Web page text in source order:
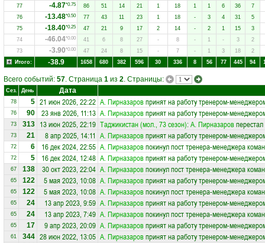
77
-4.87*0.75 86 51 14 21 1 18 1 1 6 36
7
76
-13.48*0.50 77 43 11 23 1 18 - 3 4 31
5
75
-18.40*0.25 47 21 9 17 2 14 - 2 1 15
3
74
-46.04*0.00 41 6 8 27 - 8 - 1 - 3
2
73
-3.90*0.00 47 24 8 15 - 7 - 1 3 18
2
Итого:
-38.9 1658 680 382 596 30 336 8 56 77 445 94
Всего событий: 57. Страница 1 из 2. Страницы:
Сез. День Дата
78 5 21 июн 2026, 22:22 А. Пирназаровпринят на работу тренером-
76 90 23 янв 2026, 11:13 А. Пирназаровпринят на работу тренером-
73 313 13 июн 2025, 22:19 Таджикистан (мол., 73 сезон): А. Пирназаров
73 21 8 апр 2025, 14:11 А. Пирназаровпринят на работу тренером-
72 6 16 дек 2024, 22:55 А. Пирназаровпокинул пост тренера-менеджера
72 5 16 дек 2024, 12:48 А. Пирназаровпринят на работу тренером-
67 138 30 окт 2023, 22:04 А. Пирназаровпокинул пост тренера-менеджера
65 122 5 мая 2023, 10:08 А. Пирназаровпринят на работу тренером-
65 122 5 мая 2023, 10:08 А. Пирназаровпокинул пост тренера-менеджера
65 24 13 апр 2023, 9:59 А. Пирназаровпринят на работу тренером-
65 24 13 апр 2023, 7:49 А. Пирназаровпокинул пост тренера-менеджера
65 17 9 апр 2023, 20:09 А. Пирназаровпринят на работу тренером-
61 344 28 июн 2022, 13:05 А. Пирназаровпринят на работу тренером-